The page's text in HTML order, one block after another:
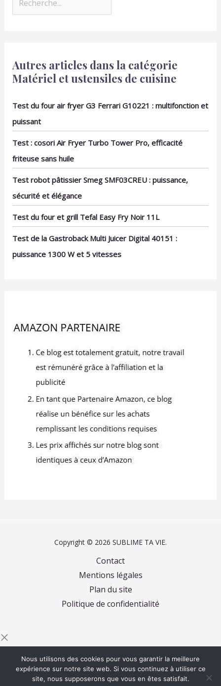
Autres articles dans la catégorie
Matériel et ustensiles de cuisine
Test du four air fryer G3 Ferrari G10221 : multifonction et
puissant
Test : cosori Air Fryer Turbo Tower Pro, efficacité
friteuse sans huile
Test robot pâtissier Smeg SMF03CREU : puissance,
sécurité et élégance
Test du four et grill Tefal Easy Fry Noir 11L
Test de la Gastroback Multi Juicer Digital 40151 :
puissance 1300 W et 5 vitesses
Copyright © 2026 SUBLIME TA VIE.
Contact
Mentions légales
Plan du site
Politique de confidentialité
pour rechercher
Nous utilisons des cookies pour vous garantir la meilleure
expérience sur notre site web. Si vous continuez à utiliser ce
site, nous supposerons que vous en êtes satisfait.